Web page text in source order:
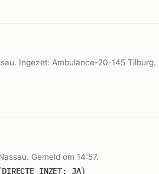
Ingezet: Ambulance-20-145 Tilburg.
Gemeld om 14:57.
INZET: JA)